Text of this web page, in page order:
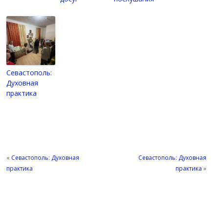
Севастополь:
Духовная
практика
« Севастополь: Духовная
практика
Севастополь: Духовная
практика »